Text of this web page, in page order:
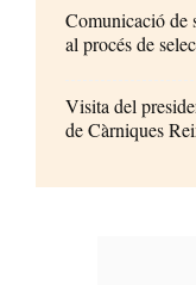
Comunicació de
al procés de
Visita del
de Càrniques